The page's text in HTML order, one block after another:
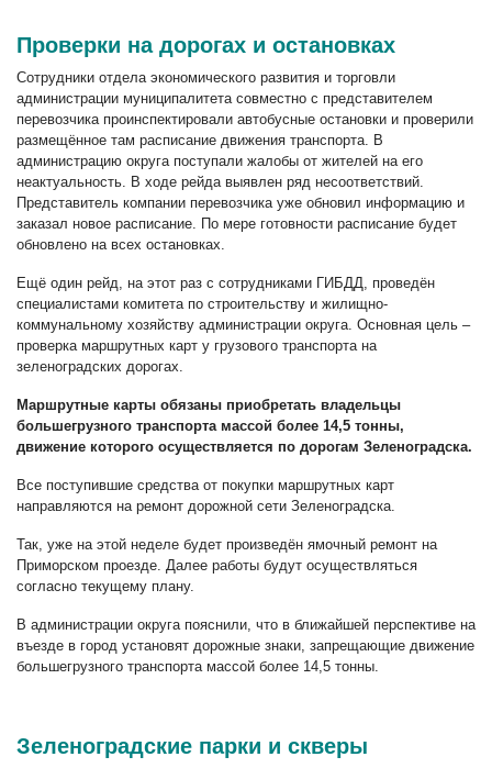
Проверки на дорогах и остановках
Сотрудники отдела экономического развития и торговли
администрации муниципалитета совместно с представителем
перевозчика проинспектировали автобусные остановки и проверили
размещённое там расписание движения транспорта. В
администрацию округа поступали жалобы от жителей на его
неактуальность. В ходе рейда выявлен ряд несоответствий.
Представитель компании перевозчика уже обновил информацию и
заказал новое расписание. По мере готовности расписание будет
обновлено на всех остановках.
Ещё один рейд, на этот раз с сотрудниками ГИБДД, проведён
специалистами комитета по строительству и жилищно-
коммунальному хозяйству администрации округа. Основная цель –
проверка маршрутных карт у грузового транспорта на
зеленоградских дорогах.
Маршрутные карты обязаны приобретать владельцы
большегрузного транспорта массой более 14,5 тонны,
движение которого осуществляется по дорогам Зеленоградска.
Все поступившие средства от покупки маршрутных карт
направляются на ремонт дорожной сети Зеленоградска.
Так, уже на этой неделе будет произведён ямочный ремонт на
Приморском проезде. Далее работы будут осуществляться
согласно текущему плану.
В администрации округа пояснили, что в ближайшей перспективе на
въезде в город установят дорожные знаки, запрещающие движение
большегрузного транспорта массой более 14,5 тонны.
Зеленоградские парки и скверы